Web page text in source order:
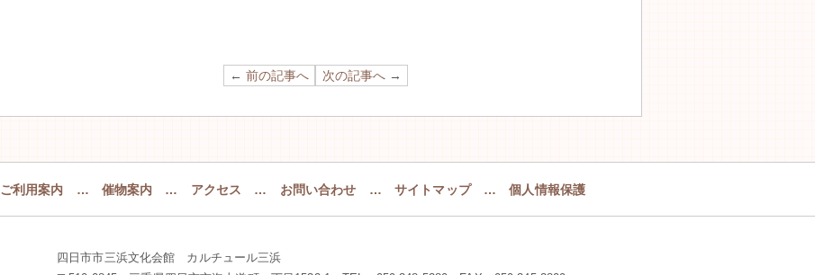
← 前の記事へ 次の記事へ →
ご利用案内 … 催物案内 … アクセス … お問い合わせ …サイトマップ…個人情報保護
四日市市三浜文化会館 カルチュール三浜